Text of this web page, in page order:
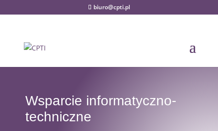
biuro@cpti.pl
Wsparcie informatyczno-
techniczne